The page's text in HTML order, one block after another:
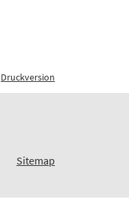
Druckversion
Sitemap